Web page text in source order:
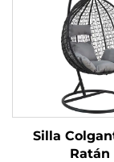
Silla
Ratán